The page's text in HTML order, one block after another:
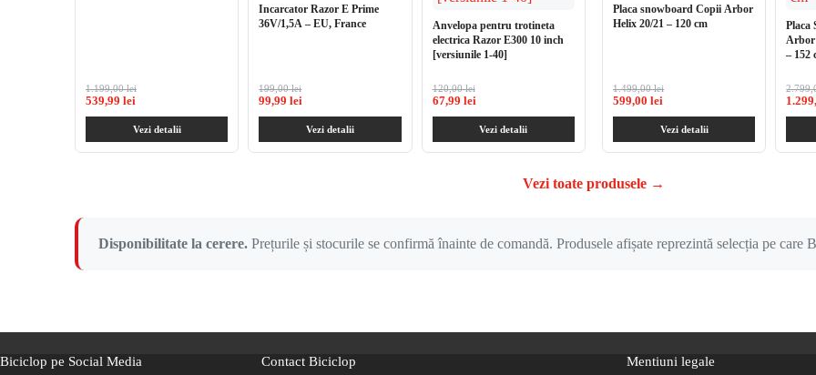
1.199,00 lei
539,99 lei
Vezi detalii
Incarcator Razor E Prime
36V/1,5A – EU, France
199,00 lei
99,99 lei
Vezi detalii
Anvelopa pentru trotineta
electrica Razor E300 10 inch
[versiunile 1-40]
120,00 lei
67,99 lei
Vezi detalii
99,00 lei
59,99 lei
Vezi detalii
99,00 lei
49,99
Placa snowboard Copii Arbor
Helix 20/21 – 120 cm
1.499,00 lei
599,00 lei
Vezi detalii
Placa
Arbor
– 152
Vezi toate produsele →
Disponibilitate la cerere. Prețurile și stocurile se confirmă înainte de comandă. Produsele afișate reprezintă selecția pe
Biciclop pe Social Media Contact Biciclop Mentiuni legale